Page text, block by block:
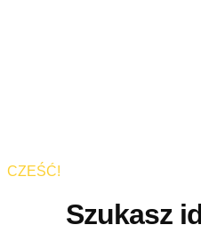
CZEŚĆ!
Szukasz